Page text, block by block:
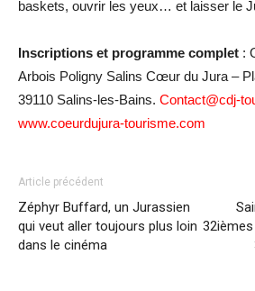
baskets, ouvrir les yeux… et laisser le
Inscriptions et programme complet :
Arbois Poligny Salins Cœur du Jura –
39110 Salins-les-Bains. Contact@cdj-
www.coeurdujura-tourisme.com
Article précédent
Zéphyr Buffard, un Jurassien
qui veut aller toujours plus loin
dans le cinéma